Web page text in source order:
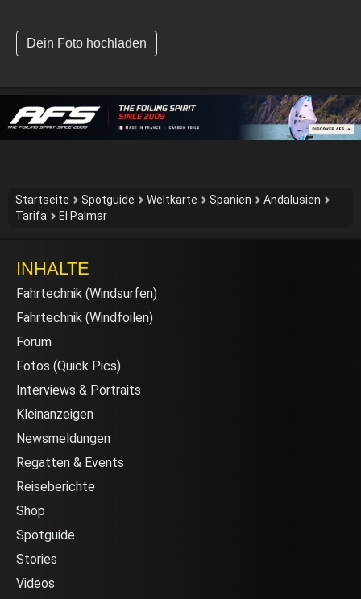
Dein Foto hochladen
Startseite Spotguide Weltkarte Spanien
Andalusien
Tarifa
El Palmar
INHALTE
Fahrtechnik (Windsurfen)
Fahrtechnik (Windfoilen)
Forum
Fotos (Quick Pics)
Interviews & Portraits
Kleinanzeigen
Newsmeldungen
Regatten & Events
Reiseberichte
Shop
Spotguide
Stories
Videos